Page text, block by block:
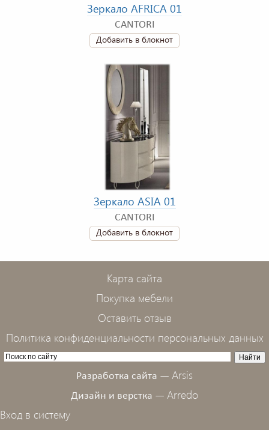
Зеркало AFRICA 01
CANTORI
Добавить в блокнот
Зеркало ASIA 01
CANTORI
Добавить в блокнот
Карта сайта
Покупка мебели
Оставить отзыв
Политика конфиденциальности персональных данных
Разработка сайта — Arsis
Дизайн и верстка — Arredo
Вход в систему